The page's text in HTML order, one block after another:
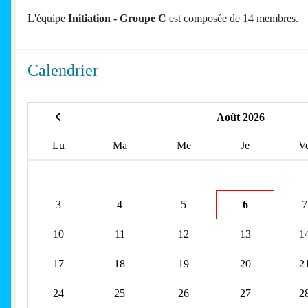
L'équipe Initiation - Groupe C est composée de 14 membres.
Calendrier
Août 2026
Lu Ma Me Je
3 4 5 6 7
10 11 12 13
17 18 19 20 21
24 25 26 27